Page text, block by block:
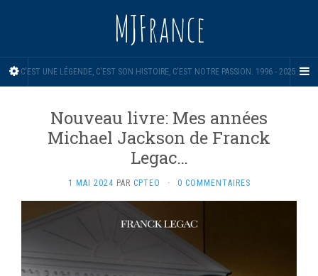
MJFrance
C'EST UNE LÉGENDE, C'EST SON HISTOIRE, C'EST NOTRE PASSION. 1996 - 2025.
Nouveau livre: Mes années
Michael Jackson de Franck
Legac…
1 MAI 2024 PAR CPTEO · 0 COMMENTAIRES